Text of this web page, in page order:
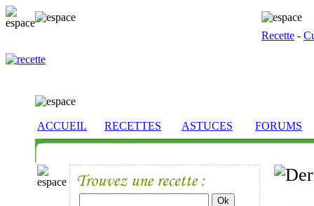
Recette -
ACCUEIL RECETTES ASTUCES FORUMS